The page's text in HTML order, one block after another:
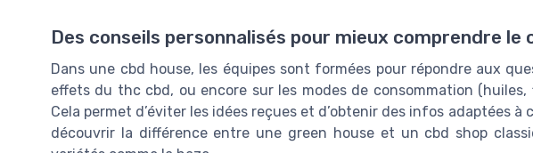
Des conseils personnalisés pour mieux comprendre le
Dans une cbd house, les équipes sont formées pour répondre aux
effets du thc cbd, ou encore sur les modes de consommation
Cela permet d’éviter les idées reçues et d’obtenir des infos adaptées à
découvrir la différence entre une green house et un cbd shop